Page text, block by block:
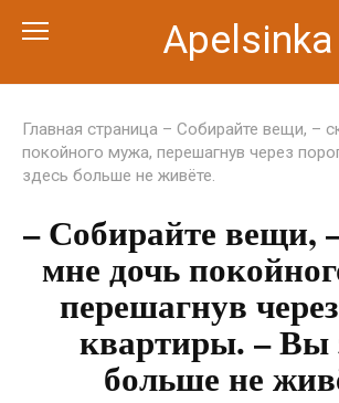
Apelsinka
Главная страница – Собирайте вещи, –
покойного мужа, перешагнув через
здесь больше не живёте.
– Собирайте вещи,
мне дочь
перешагнув
квартиры. – Вы
больше не